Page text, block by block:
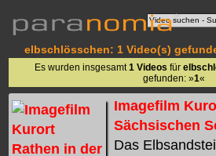
elbschlösschen: 1 Video(s)
Es wurden insgesamt1 Videos für
gefunden: »1«
Imagefilm
Sächsischen
Das